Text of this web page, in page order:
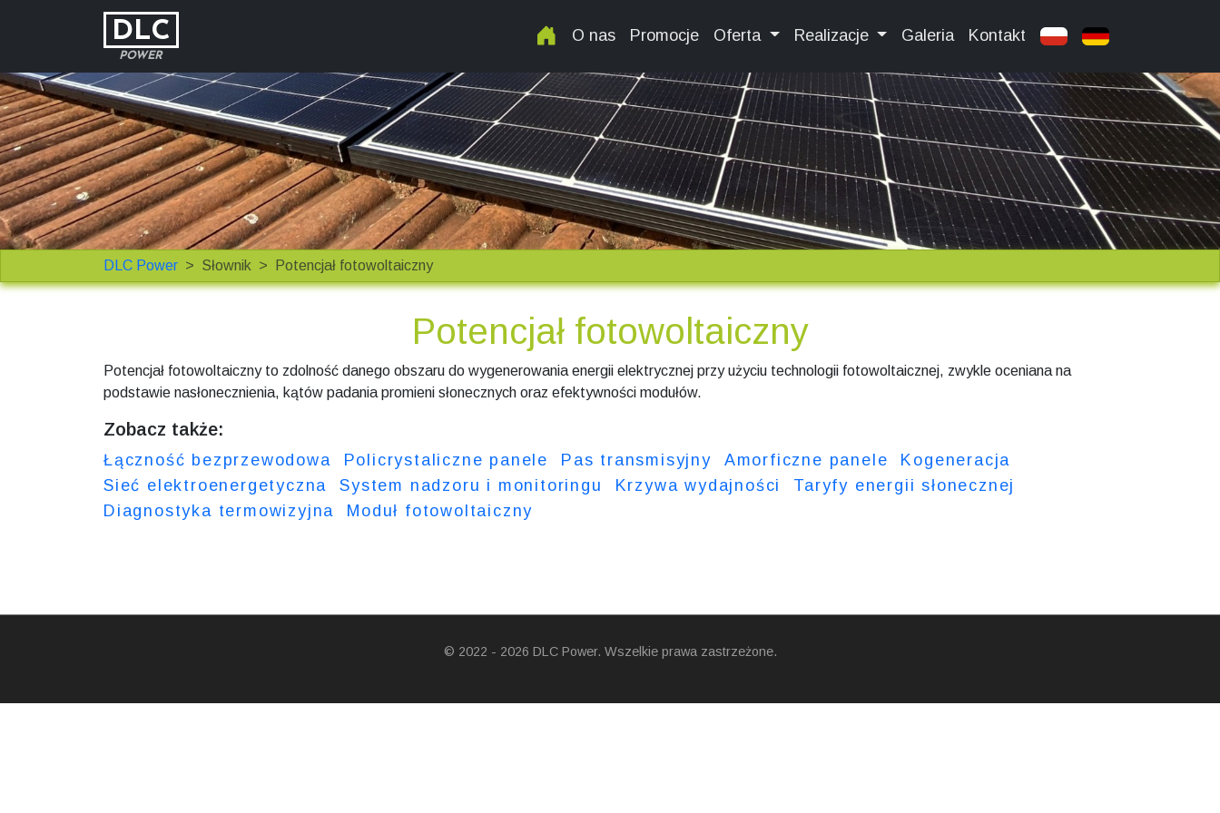
DLC
POWER
O nas Promocje Oferta Realizacje Galeria Kontakt
DLC Power Słownik Potencjał fotowoltaiczny
Potencjał fotowoltaiczny
Potencjał fotowoltaiczny to zdolność danego obszaru do wygenerowania energii elektrycznej przy użyciu technologii fotowoltaicznej, zwykle oceniana na
podstawie nasłonecznienia, kątów padania promieni słonecznych oraz efektywności modułów.
Zobacz także:
Łączność bezprzewodowa Policrystaliczne panele Pas transmisyjny Amorficzne panele
Kogeneracja
Sieć elektroenergetyczna
System nadzoru i monitoringu Krzywa wydajności
Taryfy energii słonecznej
Diagnostyka termowizyjna
Moduł fotowoltaiczny
© 2022 - 2026 DLC Power. Wszelkie prawa zastrzeżone.